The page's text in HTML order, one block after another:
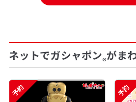
ネットでガシャポン®がま
予約 予約